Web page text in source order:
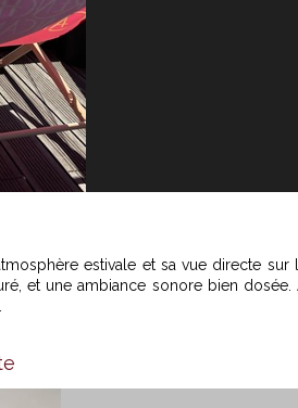
estivale et sa vue directe sur
et une ambiance sonore bien dosée.